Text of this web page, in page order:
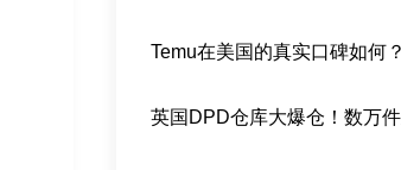
Temu在美国的真实口碑如何
英国DPD仓库大爆仓！数万